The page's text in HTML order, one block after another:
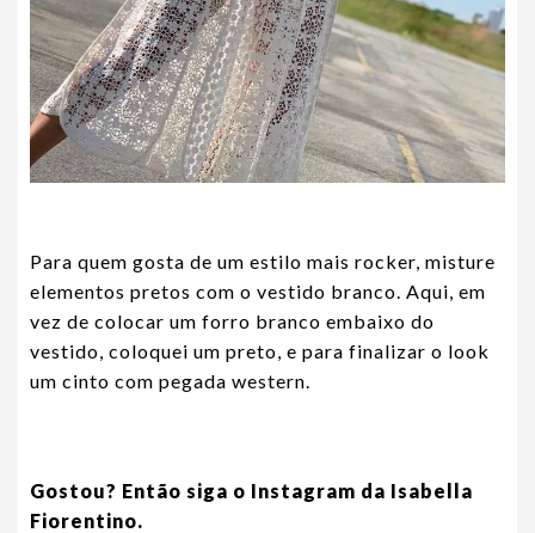
Para quem gosta de um estilo mais rocker, misture
elementos pretos com o vestido branco. Aqui, em
vez de colocar um forro branco embaixo do
vestido, coloquei um preto, e para finalizar o look
um cinto com pegada western.
Gostou? Então siga o Instagram da Isabella
Fiorentino.